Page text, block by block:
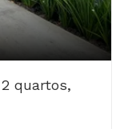
quartos,